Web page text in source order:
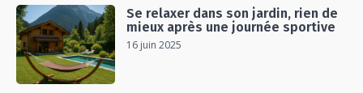
Se relaxer dans son jardin, rien de
mieux après une journée sportive
16 juin 2025